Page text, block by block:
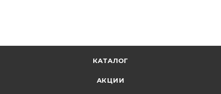
КАТАЛОГ
АКЦИИ